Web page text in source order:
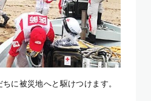
に被災地へと駆けつけます。